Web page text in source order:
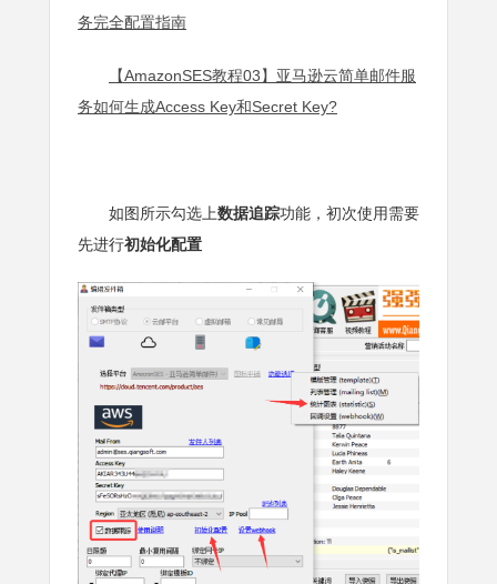
务完全配置指南
【AmazonSES教程03】亚马逊云简单邮件服
务如何生成Access Key和Secret Key?
如图所示勾选上数据追踪功能，初次使用需要
先进行初始化配置